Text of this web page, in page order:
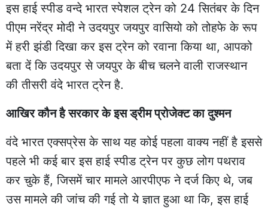
इस हाई स्पीड वन्दे भारत स्पेशल ट्रेन को 24 सितंबर के दिन
पीएम नरेंद्र मोदी ने उदयपुर जयपुर वासियो को तोहफे के रूप
में हरी झंडी दिखा कर इस ट्रेन को रवाना किया था, आपको
बता दें कि उदयपुर से जयपुर के बीच चलने वाली राजस्थान
की तीसरी वंदे भारत ट्रेन है.
आखिर कौन है सरकार के इस ड्रीम प्रोजेक्ट का दुश्मन
वंदे भारत एक्सप्रेस के साथ यह कोई पहला वाक्य नहीं है इससे
पहले भी कई बार इस हाई स्पीड ट्रेन पर कुछ लोग पथराव
कर चुके हैं, जिसमें चार मामले आरपीएफ ने दर्ज किए थे, जब
उस मामले की जांच की गई तो ये ज्ञात हुआ था कि, इस हाई